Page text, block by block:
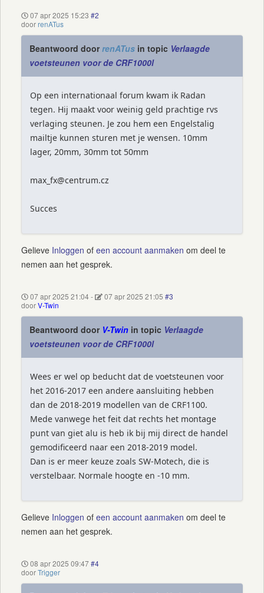
07 apr 2025 15:23 #2
doorrenATus
Beantwoord doorrenATus in topic Verlaagde
voetsteunen voor de CRF1000l
Op een internationaal forum kwam ik Radan
tegen. Hij maakt voor weinig geld prachtige rvs
verlaging steunen. Je zou hem een Engelstalig
mailtje kunnen sturen met je wensen. 10mm
lager, 20mm, 30mm tot 50mm
max_fx@centrum.cz
Succes
Gelieve Inloggen of een account aanmaken om deel te
nemen aan het gesprek.
07 apr 2025 21:04 - 07 apr 2025 21:05 #3
doorV-Twin
Beantwoord door V-Twin in topic Verlaagde
voetsteunen voor de CRF1000l
Wees er wel op beducht dat de voetsteunen voor
het 2016-2017 een andere aansluiting hebben
dan de 2018-2019 modellen van de CRF1100.
Mede vanwege het feit dat rechts het montage
punt van giet alu is heb ik bij mij direct de handel
gemodificeerd naar een 2018-2019 model.
Dan is er meer keuze zoals SW-Motech, die is
verstelbaar. Normale hoogte en -10 mm.
Gelieve Inloggen of een account aanmaken om deel te
nemen aan het gesprek.
08 apr 2025 09:47 #4
doorTrigger